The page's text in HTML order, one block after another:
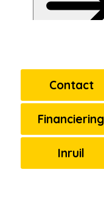
Contact
Financiering
Inruil